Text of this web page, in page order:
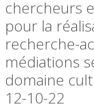
chercheurs
pour la
recherche-
médiations
domaine
12-10-22